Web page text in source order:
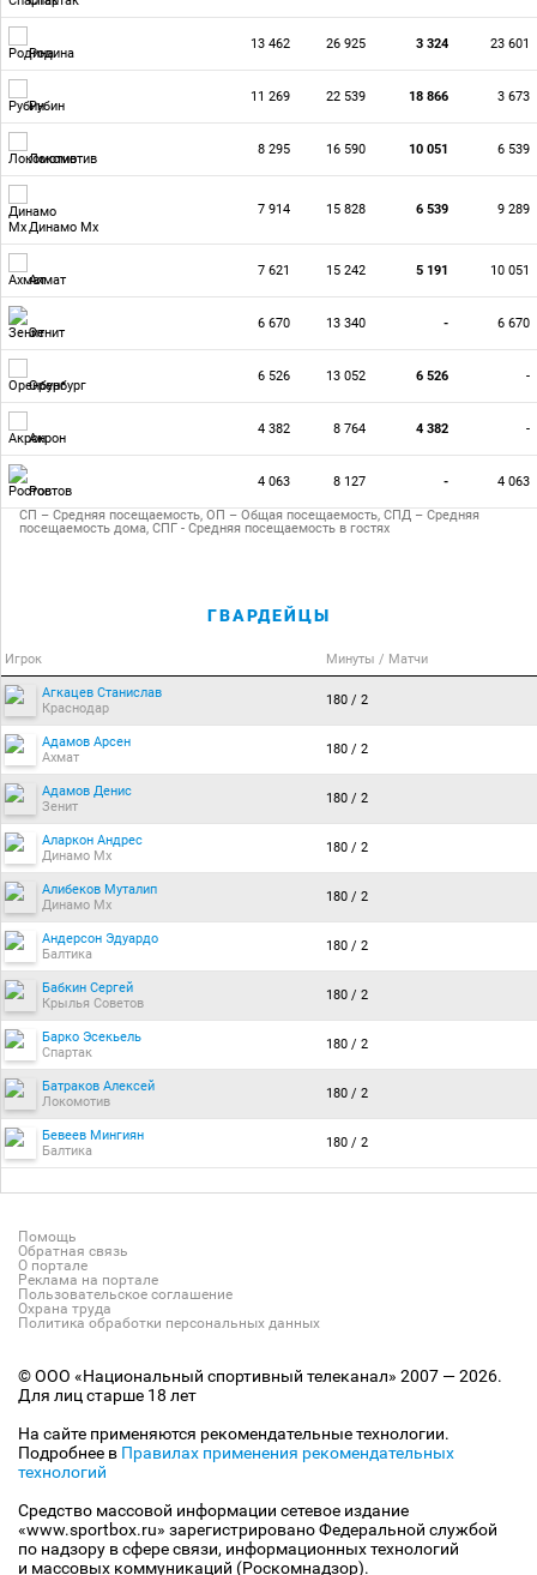
Родина
13 462 26 925 3 324 23 601
Рубин
11 269 22 539 18 866 3 673
Локомотив
8 295 16 590 10 051 6 539
Динамо Мх
7 914 15 828 6 539 9 289
Ахмат
7 621 15 242 5 191 10 051
Зенит
6 670 13 340 - 6 670
Оренбург
6 526 13 052 6 526 -
Акрон
4 382 8 764 4 382 -
Ростов
4 063 8 127 - 4 063
СП – Средняя посещаемость, ОП – Общая посещаемость, СПД – Средняя
посещаемость дома, СПГ - Средняя посещаемость в гостях
ГВАРДЕЙЦЫ
Игрок Минуты / Матчи
Агкацев Станислав
Краснодар
180 / 2
Адамов Арсен
Ахмат
180 / 2
Адамов Денис
Зенит
180 / 2
Аларкон Андрес
Динамо Мх
180 / 2
Алибеков Муталип
Динамо Мх
180 / 2
Андерсон Эдуардо
Балтика
180 / 2
Бабкин Сергей
Крылья Советов
180 / 2
Барко Эсекьель
Спартак
180 / 2
Батраков Алексей
Локомотив
180 / 2
Бевеев Мингиян
Балтика
180 / 2
Помощь
Обратная связь
О портале
Реклама на портале
Пользовательское соглашение
Охрана труда
Политика обработки персональных данных
© ООО «Национальный спортивный телеканал» 2007 — 2026.
Для лиц старше 18 лет
На сайте применяются рекомендательные технологии.
Подробнее в Правилах применения рекомендательных
технологий
Средство массовой информации сетевое издание
«www.sportbox.ru» зарегистрировано Федеральной службой
по надзору в сфере связи, информационных технологий
и массовых коммуникаций (Роскомнадзор).